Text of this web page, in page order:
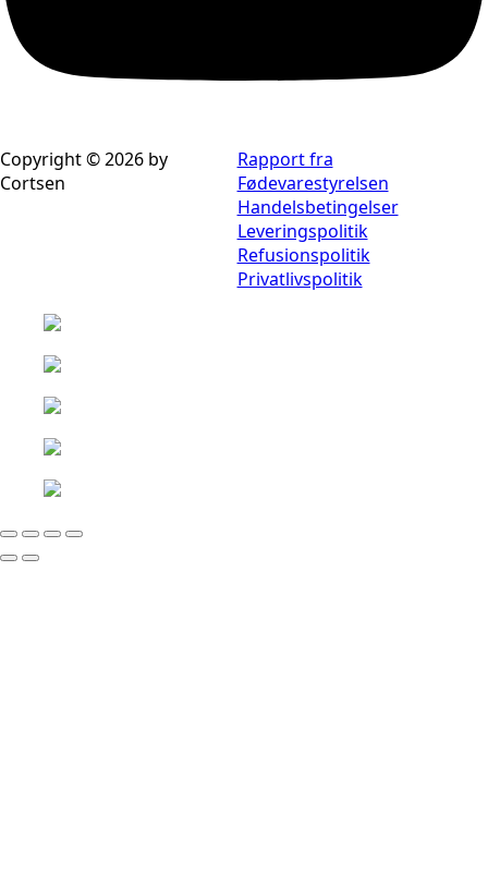
Copyright © 2026 by
Cortsen
Rapport fra
Fødevarestyrelsen
Handelsbetingelser
Leveringspolitik
Refusionspolitik
Privatlivspolitik